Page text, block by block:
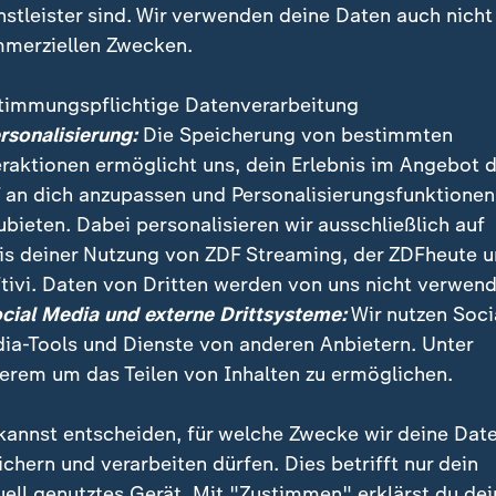
Amerikaner hat auf einem Musikfestival in Las
einem Hotelzimmer schoss er wahllos in die Menge
sind. Wir verwenden deine Daten auch nicht
Zwecken.
Datenverarbeitung
Die Speicherung von bestimmten
ermöglicht uns, dein Erlebnis im Angebot
an dich anzupassen und Personalisierungsfunktionen
Dabei personalisieren wir ausschließlich auf
deiner Nutzung von ZDF Streaming, der ZDFheute
Daten von Dritten werden von uns nicht
Media und externe Drittsysteme:Wir nutzen
Tools und Dienste von anderen Anbietern. Unter
um das Teilen von Inhalten zu ermöglichen.
entscheiden, für welche Zwecke wir deine
und verarbeiten dürfen. Dies betrifft nur dein